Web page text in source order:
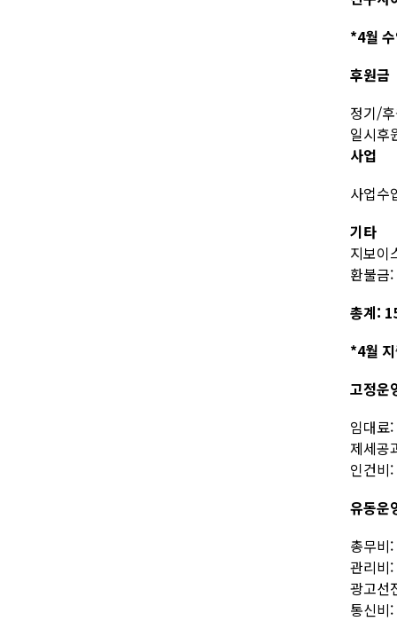
*4월
후원금
정기/
일시후
사업
사업수
기타
지보이
환불
총계:
*4월
고정운
임대료
제세공
인건비
유동운
총무비
관리비
광고선
통신비